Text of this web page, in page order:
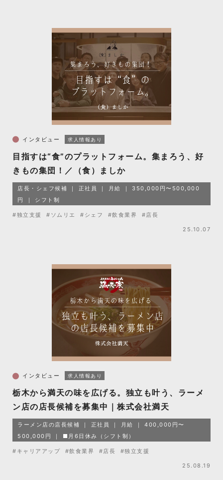
インタビュー 求人情報あり
目指すは“食”のプラットフォーム。集まろう、好
きもの集団！／（食）ましか
店長・シェフ候補 正社員 月給
350,000円〜500,000
円
シフト制
#独立支援 #ソムリエ #シェフ #飲食業界 #店長
25.10.07
インタビュー 求人情報あり
栃木から満天の味を広げる。独立も叶う、ラーメ
ン店の店長候補を募集中｜株式会社満天
ラーメン店の店長候補 正社員 月給
400,000円〜
500,000円
■月6日休み（シフト制）
#キャリアアップ #飲食業界 #店長 #独立支援
25.08.19